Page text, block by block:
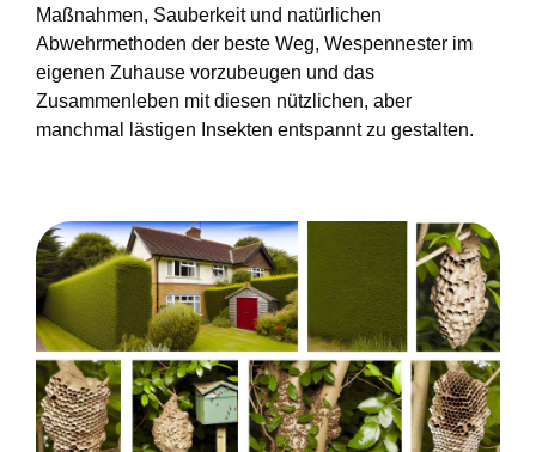
Maßnahmen, Sauberkeit und natürlichen
Abwehrmethoden der beste Weg, Wespennester im
eigenen Zuhause vorzubeugen und das
Zusammenleben mit diesen nützlichen, aber
manchmal lästigen Insekten entspannt zu gestalten.